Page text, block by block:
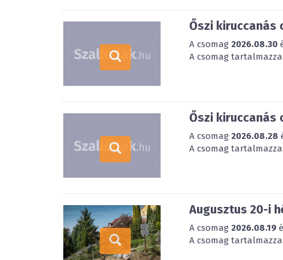
Őszi kiruccanás
A csomag 2026.08.30
A csomag
Őszi kiruccanás
A csomag 2026.08.28
A csomag
Augusztus 20-i
A csomag 2026.08.19
A csomag